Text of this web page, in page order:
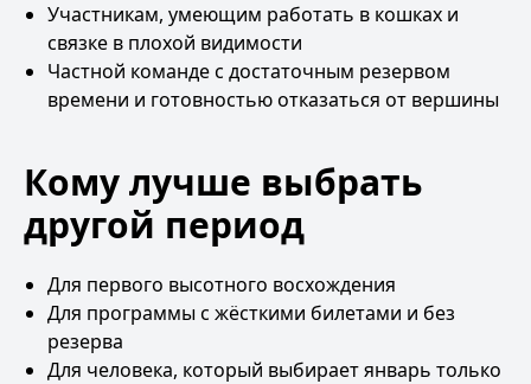
Участникам, умеющим работать в кошках и
связке в плохой видимости
Частной команде с достаточным резервом
времени и готовностью отказаться от вершины
Кому лучше выбрать
другой период
Для первого высотного восхождения
Для программы с жёсткими билетами и без
резерва
Для человека, который выбирает январь только